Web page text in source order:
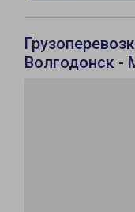
Волгодонск -